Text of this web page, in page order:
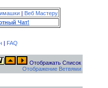
| Веб Мастеру
Чат!
| FAQ
Отображать Список
Отображение Ветвями